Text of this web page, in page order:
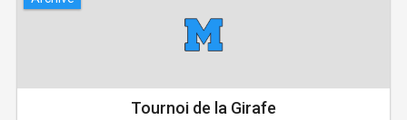
Tournoi de la Girafe